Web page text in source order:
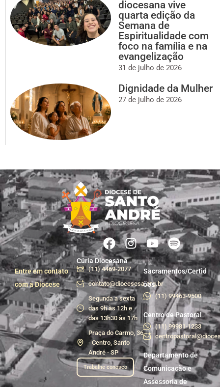
diocesana vive
quarta edição da
Semana de
Espiritualidade com
foco na família e na
evangelização
31 de julho de 2026
Dignidade da Mulher
27 de julho de 2026
Entre em contato
com a Diocese
Cúria Diocesana
(11) 4469-2077
contato@diocesesa.org.br
Segunda a sexta
das 9h às 12h e
das 13h30 às 17h
Praça do Carmo, 36
- Centro, Santo
André - SP
Trabalhe conosco
Sacramentos/Certid
ões
(11) 99463-9500
Centro de Pastoral
(11) 99981-1233
Departamento de
Comunicação e
Assessoria de